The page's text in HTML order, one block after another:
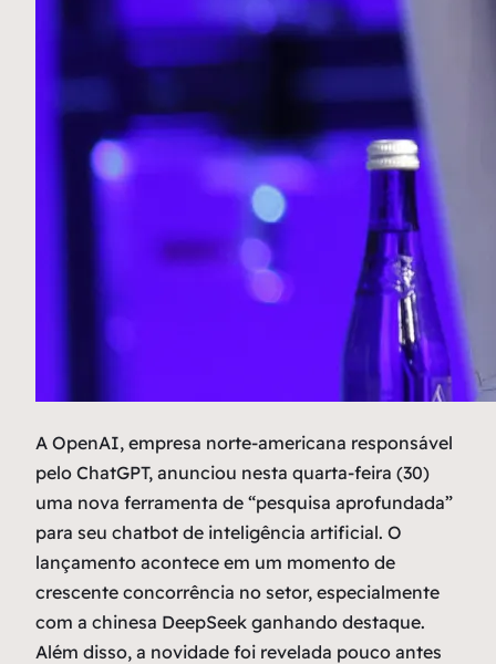
A OpenAI, empresa norte-americana responsável
pelo ChatGPT, anunciou nesta quarta-feira (30)
uma nova ferramenta de “pesquisa aprofundada”
para seu chatbot de inteligência artificial. O
lançamento acontece em um momento de
crescente concorrência no setor, especialmente
com a chinesa DeepSeek ganhando destaque.
Além disso, a novidade foi revelada pouco antes